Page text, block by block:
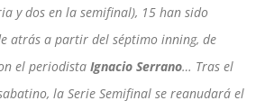
y dos en la semifinal), 15 han sido
atrás a partir del séptimo inning, de
el periodista Ignacio Serrano… Tras el
la Serie Semifinal se reanudará el